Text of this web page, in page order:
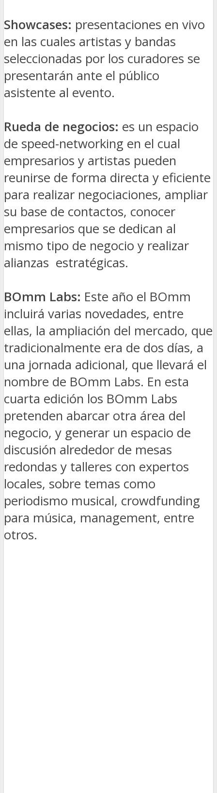
Showcases: presentaciones en vivo
en las cuales artistas y bandas
seleccionadas por los curadores se
presentarán ante el público
asistente al evento.
Rueda de negocios: es un espacio
de speed-networking en el cual
empresarios y artistas pueden
reunirse de forma directa y eficiente
para realizar negociaciones, ampliar
su base de contactos, conocer
empresarios que se dedican al
mismo tipo de negocio y realizar
alianzas estratégicas.
BOmm Labs: Este año el BOmm
incluirá varias novedades, entre
ellas, la ampliación del mercado, que
tradicionalmente era de dos días, a
una jornada adicional, que llevará el
nombre de BOmm Labs. En esta
cuarta edición los BOmm Labs
pretenden abarcar otra área del
negocio, y generar un espacio de
discusión alrededor de mesas
redondas y talleres con expertos
locales, sobre temas como
periodismo musical, crowdfunding
para música, management, entre
otros.